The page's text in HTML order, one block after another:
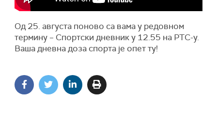
Од 25. августа поново са вама у редовном
термину – Спортски дневник у 12.55 на РТС-у.
Ваша дневна доза спорта је опет ту!